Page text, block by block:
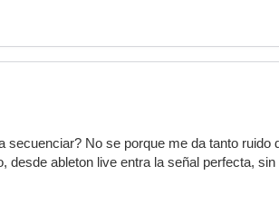
No se porque me da tanto ruido
desde ableton live entra la señal perfecta,